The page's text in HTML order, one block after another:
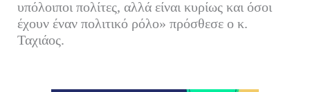
υπόλοιποι πολίτες, αλλά είναι κυρίως και όσοι
έχουν έναν πολιτικό ρόλο» πρόσθεσε ο κ.
Ταχιάος.